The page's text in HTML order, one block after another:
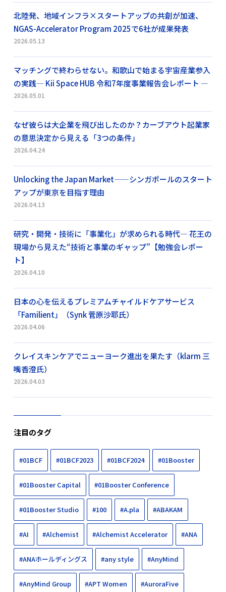
北陸発、地域インフラ×スタートアップの共創が加速、
NGAS-Accelerator Program 2025で6社が成果発表
2026.05.13
マッチングで終わらせない。和歌山で始まる宇宙産業参入
の実践― Kii Space HUB 令和7年度事業報告会レポート ―
2026.05.01
なぜ彼らは大企業を飛び出したのか？カーブアウト起業家
の意思決定から見える「3つの条件」
2026.04.24
Unlocking the Japan Market——シンガポールのスタート
アップが東京を目指す理由
2026.04.13
研究・開発・技術に「事業化」が求められる時代― 花王の
現場から見えた“技術と事業のギャップ”【勉強会レポー
ト】
2026.04.10
日本の心を伝えるプレミアムチャイルドケアサービス
「Familient」（Synk 菅原沙耶氏）
2026.04.06
クレイスキンケアでニューヨーク進出を果たす（klarm 三
嘴香澄氏）
2026.04.03
注目のタグ
#01BCF #01BCF2023 #01BCF2024 #01Booster
#01Booster Capital #01Booster Conference
#01Booster Studio #100 #A.pla #ABAKAM
#AI #Alchemist #Alchemist Accelerator #ANA
#ANAホールディングス #any style #AnyMind
#AnyMind Group #APT Women #AuroraFive